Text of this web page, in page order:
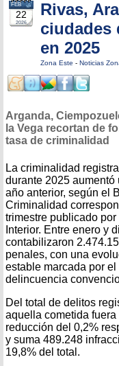
22
FEB
2026
Rivas,
ciudades
en 2025
Zona Este - Noticias
Arganda,
la Vega recortan de
tasa de criminalidad
La criminalidad
durante 2025 aumentó
año anterior, según el
Criminalidad
trimestre publicado por
Interior. Entre enero y
contabilizaron
penales, con una
estable marcada por
delincuencia
Del total de delitos
aquella cometida
reducción del 0,2%
y suma 489.248
19,8% del total.